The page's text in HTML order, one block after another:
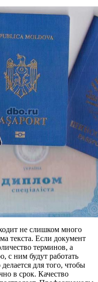
не слишком много
текста. Если документ
терминов, а
с ним будут работать
для того, чтобы
в срок. Качество